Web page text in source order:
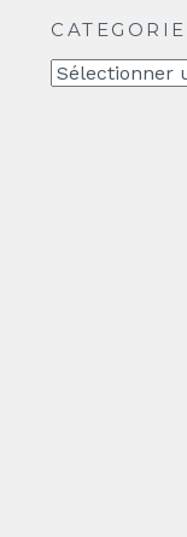
CATEGORIE
CATEGORIE